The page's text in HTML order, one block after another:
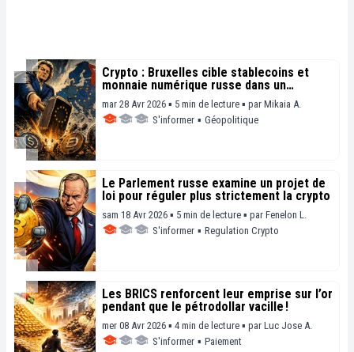
Crypto : Bruxelles cible stablecoins et
monnaie numérique russe dans un
nouveau train de sanctions
mar 28 Avr 2026 ▪ 5 min de lecture ▪ par Mikaia A.
S'informer ▪ Géopolitique
Le Parlement russe examine un projet de
loi pour réguler plus strictement la crypto
sam 18 Avr 2026 ▪ 5 min de lecture ▪ par Fenelon L.
S'informer ▪ Regulation Crypto
Les BRICS renforcent leur emprise sur l’or
pendant que le pétrodollar vacille !
mer 08 Avr 2026 ▪ 4 min de lecture ▪ par Luc Jose A.
S'informer ▪ Paiement